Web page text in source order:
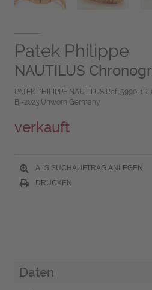
Patek Philippe
NAUTILUS
PATEK PHILIPPE NAUTILUS Ref-5990-
Bj-2023 Unworn Germany
verkauft
ALS SUCHAUFTRAG ANLEGEN
DRUCKEN
Daten